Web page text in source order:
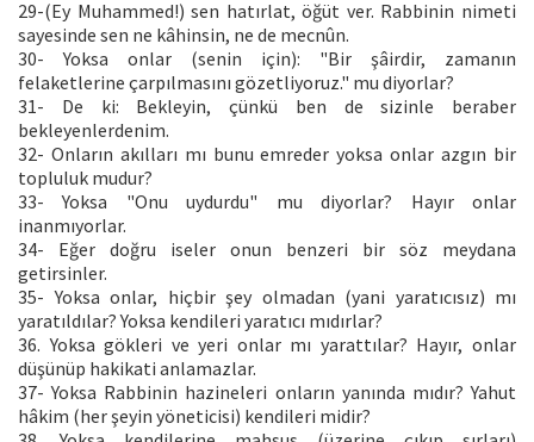
29-(Ey Muhammed!) sen hatırlat, öğüt ver. Rabbinin nimeti
sayesinde sen ne kâhinsin, ne de mecnûn.
30- Yoksa onlar (senin için): "Bir şâirdir, zamanın
felaketlerine çarpılmasını gözetliyoruz." mu diyorlar?
31- De ki: Bekleyin, çünkü ben de sizinle beraber
bekleyenlerdenim.
32- Onların akılları mı bunu emreder yoksa onlar azgın bir
topluluk mudur?
33- Yoksa "Onu uydurdu" mu diyorlar? Hayır onlar
inanmıyorlar.
34- Eğer doğru iseler onun benzeri bir söz meydana
getirsinler.
35- Yoksa onlar, hiçbir şey olmadan (yani yaratıcısız) mı
yaratıldılar? Yoksa kendileri yaratıcı mıdırlar?
36. Yoksa gökleri ve yeri onlar mı yarattılar? Hayır, onlar
düşünüp hakikati anlamazlar.
37- Yoksa Rabbinin hazineleri onların yanında mıdır? Yahut
hâkim (her şeyin yöneticisi) kendileri midir?